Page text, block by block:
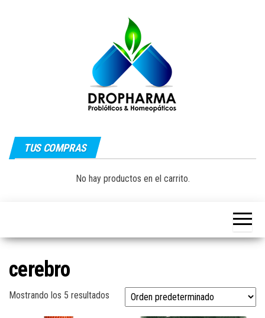
y Natural
Natural|
Guayaquil –
TUS COMPRAS
No hay productos en el carrito.
cerebro
Mostrando los 5 resultados